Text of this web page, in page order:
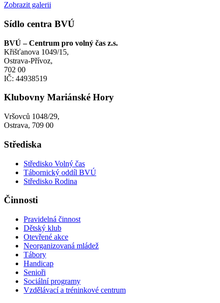
Zobrazit galerii
Sídlo centra BVÚ
BVÚ – Centrum pro volný čas z.s.
Křišťanova 1049/15,
Ostrava-Přívoz,
702 00
IČ: 44938519
Klubovny Mariánské Hory
Vršovců 1048/29,
Ostrava, 709 00
Střediska
Středisko Volný čas
Tábornický oddíl BVÚ
Středisko Rodina
Činnosti
Pravidelná činnost
Dětský klub
Otevřené akce
Neorganizovaná mládež
Tábory
Handicap
Senioři
Sociální programy
Vzdělávací a tréninkové centrum